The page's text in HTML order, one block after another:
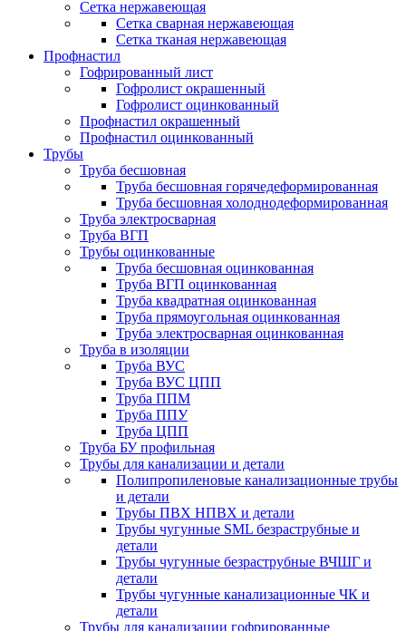
Сетка нержавеющая
Сетка сварная нержавеющая
Сетка тканая нержавеющая
Профнастил
Гофрированный лист
Гофролист окрашенный
Гофролист оцинкованный
Профнастил окрашенный
Профнастил оцинкованный
Трубы
Труба бесшовная
Труба бесшовная горячедеформированная
Труба бесшовная холоднодеформированная
Труба электросварная
Труба ВГП
Трубы оцинкованные
Труба бесшовная оцинкованная
Труба ВГП оцинкованная
Труба квадратная оцинкованная
Труба прямоугольная оцинкованная
Труба электросварная оцинкованная
Труба в изоляции
Труба ВУС
Труба ВУС ЦПП
Труба ППМ
Труба ППУ
Труба ЦПП
Труба БУ профильная
Трубы для канализации и детали
Полипропиленовые канализационные трубы
и детали
Трубы ПВХ НПВХ и детали
Трубы чугунные SML безраструбные и
детали
Трубы чугунные безраструбные ВЧШГ и
детали
Трубы чугунные канализационные ЧК и
детали
Трубы для канализации гофрированные